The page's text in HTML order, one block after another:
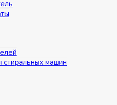
стиральных машин